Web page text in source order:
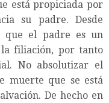
está propiciada por
su padre. Desde
que el padre es un
filiación, por tanto
No absolutizar el
muerte que se está
De hecho en